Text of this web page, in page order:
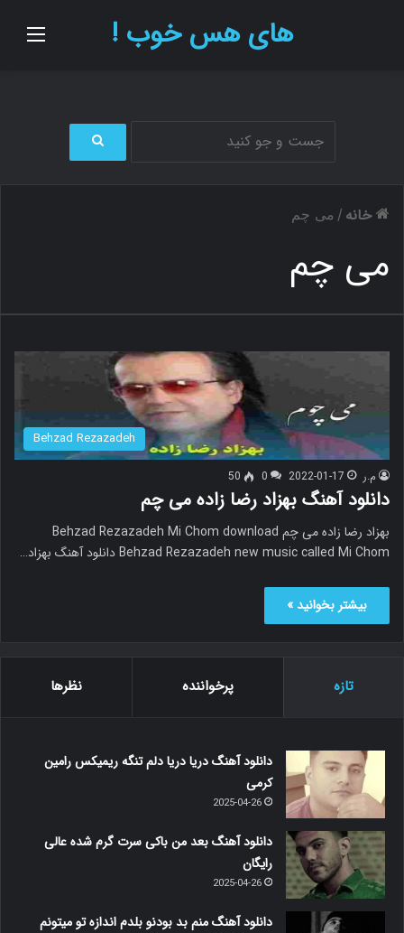
های هس خوب !
ج
ی
خانه / می چم
می چم
Behzad Rezazadeh
م.ر 2022-01-17
0
50
دانلود آهنگ بهزاد رضا زاده می چم
بهزاد رضا زاده می چم Behzad Rezazadeh Mi Chom download
Behzad Rezazadeh new music called Mi Chom دانلود آهنگ بهزاد…
بیشتر بخوانید »
تازه پرخواننده نظرها
دانلود آهنگ دریا دریا دلم تنگه ریمیکس رامین
کرمی
2025-04-26
دانلود آهنگ بعد من باکی سرت گرم شده عالی
رایگان
2025-04-26
دانلود آهنگ منم بد بودنو بلدم اندازه تو میتونم